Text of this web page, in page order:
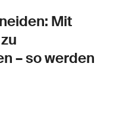
Mit
– so werden